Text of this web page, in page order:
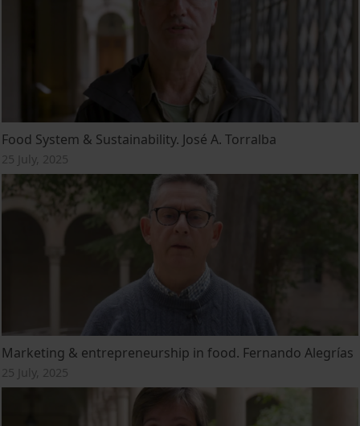
Food System & Sustainability. José A. Torralba
25 July, 2025
Marketing & entrepreneurship in food. Fernando Alegrías
25 July, 2025